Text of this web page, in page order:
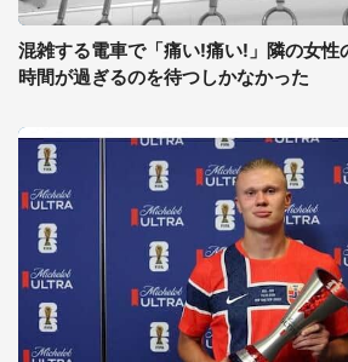
混雑する電車で「痛い!痛い!」隣の女性
時間が過ぎるのを待つしかなかった